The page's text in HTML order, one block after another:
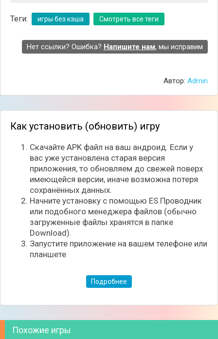
Теги: игры без кэша Смотреть все теги
Нет ссылки? Ошибка? Напишите нам, мы исправим
Автор: Admin
Как установить (обновить) игру
Скачайте APK файл на ваш андроид. Если у
вас уже установлена старая версия
приложения, то обновляем до свежей поверх
имеющейся версии, иначе возможна потеря
сохранённых данных.
Начните установку с помощью ES Проводник
или подобного менеджера файлов (обычно
загруженные файлы хранятся в папке
Download).
Запустите приложение на вашем телефоне или
планшете
Подробнее
Похожие игры